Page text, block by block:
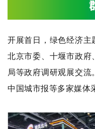
开展首日，绿色经济主
北京市委、十堰市政府
局等政府调研观展交
中国城市报等多家媒体